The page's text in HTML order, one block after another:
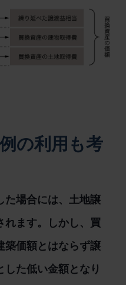
の利用も考
た場合には、土地譲
れます。しかし、買
築価額とはならず譲
た低い金額となり